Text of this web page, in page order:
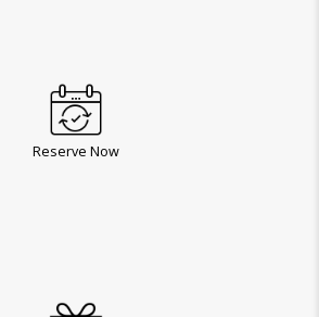
Reserve Now